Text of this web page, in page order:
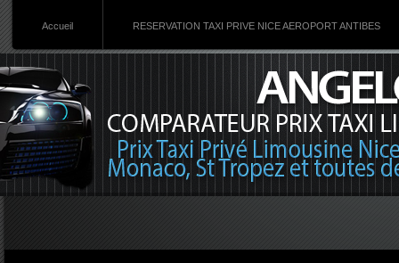
Accueil RESERVATION TAXI PRIVE NICE AEROPORT ANTIBES